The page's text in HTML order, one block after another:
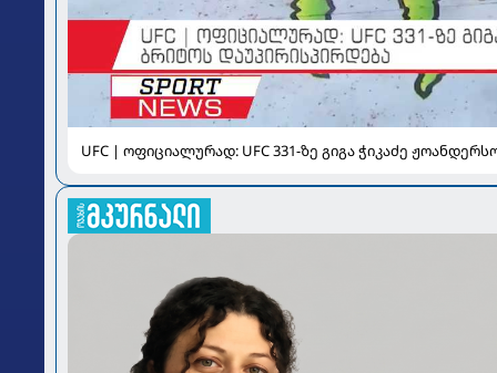
UFC | ოფიციალურად: UFC 331-ზე გიგა ჭიკაძე